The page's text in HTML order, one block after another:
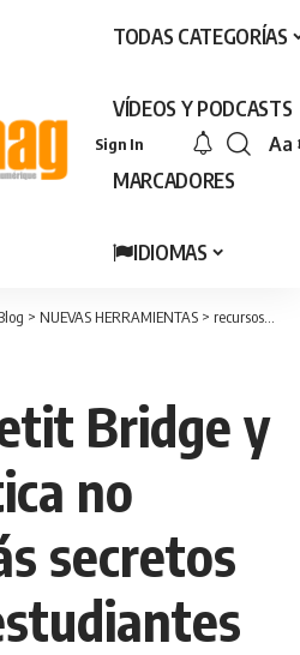
TODAS CATEGORÍAS
VÍDEOS Y PODCASTS
MARCADORES
IDIOMAS
Sign In Aa
> NUEVAS HERRAMIENTAS > recursos digitales
Bridge y
no
secretos